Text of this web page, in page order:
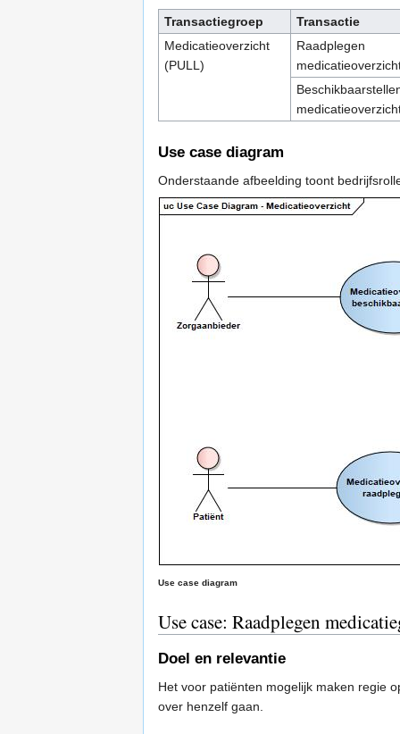
Transactiegroep
Transactie
Medicatieoverzicht
(PULL)
Raadplegen
Use case diagram
Onderstaande afbeelding toont
Use case diagram
Use case: Raadplegen
Doel en relevantie
Het voor patiënten mogelijk maken regie
over henzelf gaan.